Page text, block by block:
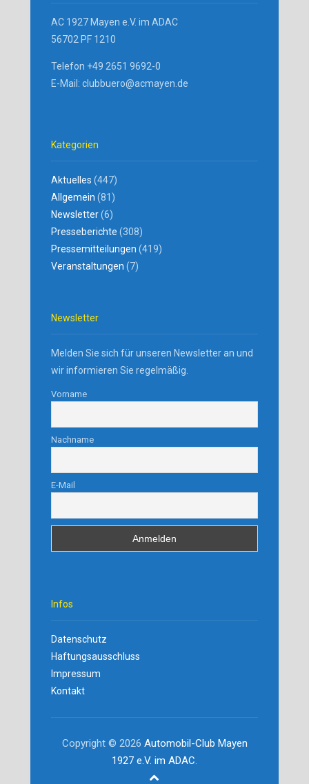
AC 1927 Mayen e.V. im ADAC
56702 PF 1210
Telefon +49 2651 9692-0
E-Mail: clubbuero@acmayen.de
Kategorien
Aktuelles (447)
Allgemein (81)
Newsletter(6)
Presseberichte (308)
Pressemitteilungen (419)
Veranstaltungen (7)
Newsletter
Melden Sie sich für unseren Newsletter an und
wir informieren Sie regelmäßig.
Vorname
Nachname
E-Mail
Infos
Datenschutz
Haftungsausschluss
Impressum
Kontakt
Copyright © 2026 Automobil-Club Mayen
1927 e.V. im ADAC.